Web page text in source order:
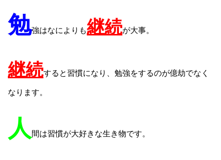
勉強はなによりも継続が大事。
継続すると習慣になり、勉強をするのが億劫でなく
なります。
人 間は習慣が大好きな生き物です。